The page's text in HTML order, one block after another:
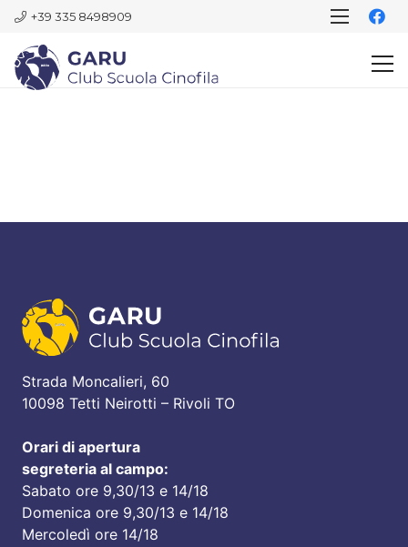
+39 335 8498909
Strada Moncalieri, 60
10098 Tetti Neirotti – Rivoli TO
Orari di apertura
segreteria al campo:
Sabato ore 9,30/13 e 14/18
Domenica ore 9,30/13 e 14/18
Mercoledì ore 14/18